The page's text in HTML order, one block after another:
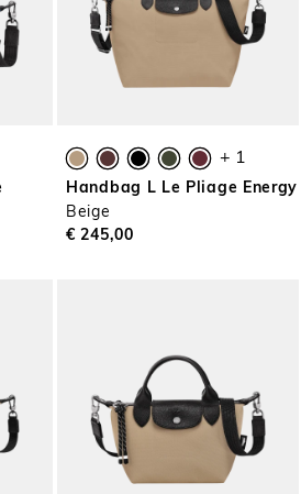
+ 1
Handbag L Le Pliage Energy
Beige
€ 245,00